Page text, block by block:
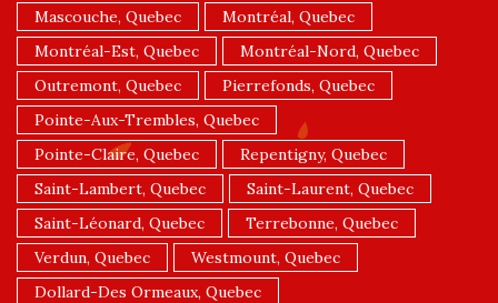
Mascouche, Quebec
Montréal, Quebec
Montréal-Est, Quebec
Montréal-Nord, Quebec
Outremont, Quebec
Pierrefonds, Quebec
Pointe-Aux-Trembles, Quebec
Pointe-Claire, Quebec
Repentigny, Quebec
Saint-Lambert, Quebec
Saint-Laurent, Quebec
Saint-Léonard, Quebec
Terrebonne, Quebec
Verdun, Quebec
Westmount, Quebec
Dollard-Des Ormeaux, Quebec